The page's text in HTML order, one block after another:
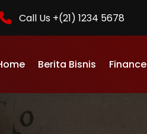
Call Us +(21) 1234 5678
Berita Bisnis Finance